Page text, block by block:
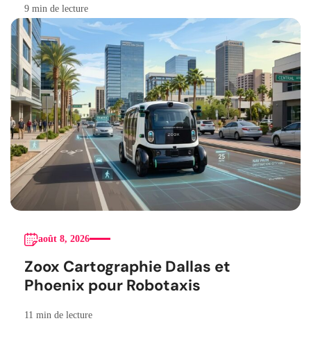
9 min de lecture
août 8, 2026
Zoox Cartographie Dallas et
Phoenix pour Robotaxis
11 min de lecture